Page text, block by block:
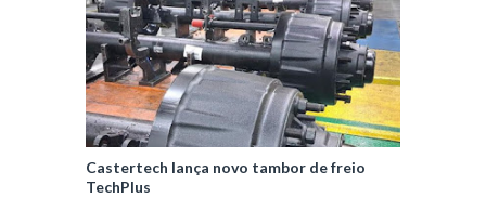
Castertech lança novo tambor de freio
TechPlus